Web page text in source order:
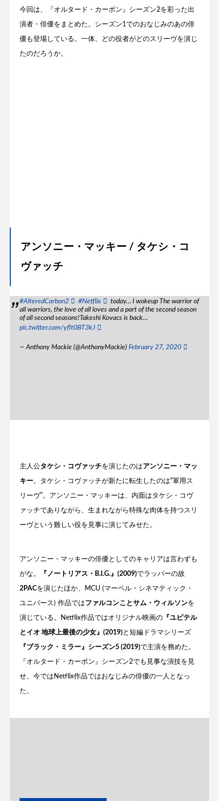
今回は、『オルタード・カーボン』シーズン2を彩った出
演者・俳優をまとめた。シーズン1でのおなじみのあの俳
優も登場している。一体、どの役者がどのスリーヴを演じ
たのだろうか。
アンソニー・マッキー / タケシ・コ
ヴァッチ
#AlteredCarbon2 #Netflix
today… I wokeup The warrior of
all warriors, the love of all loves and a part of the second season
of all second seasons!Takeshi Kovacs is back…
pic.twitter.com/yflt0BT3kJ
— Anthony Mackie (@AnthonyMackie) February 27, 2020
主人公タケシ・コヴァッチを演じたのはアンソニー・マッ
キー。タケシ・コヴァッチが新たに転生したのは“軍用ス
リーヴ”。アンソニー・マッキーは、内面はタケシ・コヴ
ァッチでありながら、生まれながら特殊な肉体を持つスリ
ーヴという難しい役を見事に演じてみせた。
アンソニー・マッキーの俳優としてのキャリアは言わずも
がな。 『ノートリアス・B.I.G.』(2009)でラッパーの故
2PACを演じたほか、MCU (マーベル・シネマティック・
ユニバース) 作品ではファルコンことサム・ウィルソンを
演じている。Netflix作品ではオリジナル映画の 『ユピテル
とイオ 地球上最後の少女』(2019)と短編ドラマシリーズ
『ブラック・ミラー』シーズン5 (2019)で主演を務めた。
『オルタード・カーボン』シーズン2でも見事な演技を見
せ、今ではNetflix作品ではおなじみの俳優の一人となっ
た。